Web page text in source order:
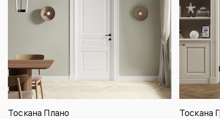
Тоскана Плано Тоскана